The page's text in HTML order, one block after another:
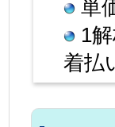
単
1
着払